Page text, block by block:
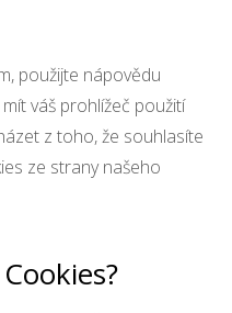
použijte nápovědu
váš prohlížeč použití
z toho, že souhlasíte
ze strany našeho